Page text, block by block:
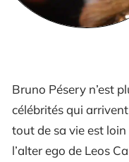
Bruno Pésery n’est
célébrités qui
tout de sa vie est loin
l’alter ego de Leos